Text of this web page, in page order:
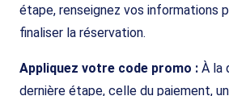
étape, renseignez vos informations
finaliser la réservation.
Appliquez votre code promo : À la
dernière étape, celle du paiement,